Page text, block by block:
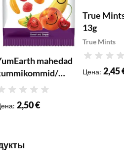
mahedad
puuviljasnäkid 50g
: 2,50 €
True
13g
True Mints
Рейтинг
Цена: 2,45